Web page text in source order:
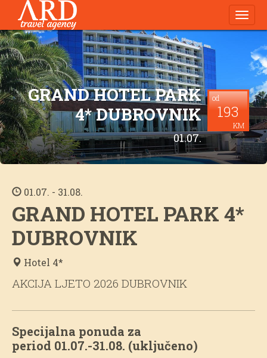
GRAND HOTEL PARK
4* DUBROVNIK
01.07.
od
193
KM
01.07. - 31.08.
GRAND HOTEL PARK 4*
DUBROVNIK
Hotel 4*
AKCIJA LJETO 2026 DUBROVNIK
Specijalna ponuda za
period 01.07.-31.08. (uključeno)